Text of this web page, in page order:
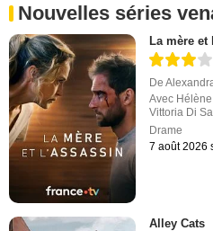
Nouvelles séries
La mère et
De
Avec
Vittoria Di
Drame
7 août 2026
Alley Cats